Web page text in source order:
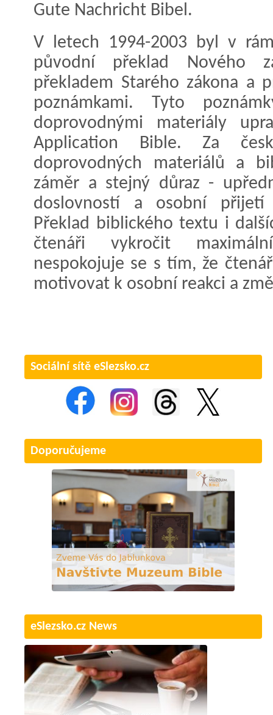
Gute Nachricht Bibel.
V letech 1994-2003 byl v
původní překlad Nového
překladem Starého zákona a
poznámkami. Tyto
doprovodnými materiály
Application Bible. Za
doprovodných materiálů a
záměr a stejný důraz -
doslovností a osobní přijetí
Překlad biblického textu i
čtenáři vykročit
nespokojuje se s tím, že
motivovat k osobní reakci a
Sociální sítě eSlezsko.cz
Doporučujeme
eSlezsko.cz News